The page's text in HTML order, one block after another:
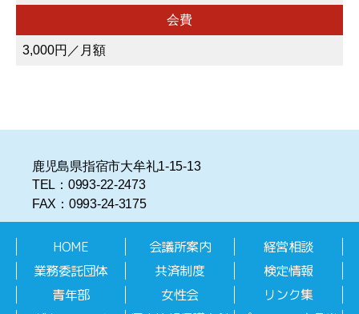
会費
3,000円／月額
鹿児島県指宿市大牟礼1-15-13
TEL：0993-22-2473
FAX：0993-24-3175
HOME 会議所案内
経営相談
業務委託団体
共済制度
検定情報
青年部
女性会
リンク集